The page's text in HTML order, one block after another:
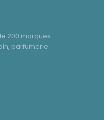
200 marques
parfumerie